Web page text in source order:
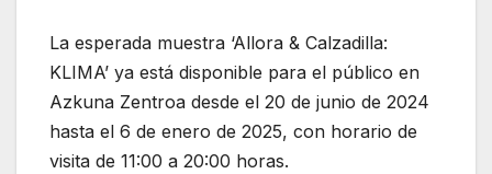
La esperada muestra ‘Allora & Calzadilla:
KLIMA’ ya está disponible para el público en
Azkuna Zentroa desde el 20 de junio de 2024
hasta el 6 de enero de 2025, con horario de
visita de 11:00 a 20:00 horas.